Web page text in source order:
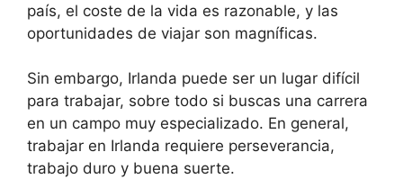
país, el coste de la vida es razonable, y las
oportunidades de viajar son magníficas.
Sin embargo, Irlanda puede ser un lugar difícil
para trabajar, sobre todo si buscas una carrera
en un campo muy especializado. En general,
trabajar en Irlanda requiere perseverancia,
trabajo duro y buena suerte.